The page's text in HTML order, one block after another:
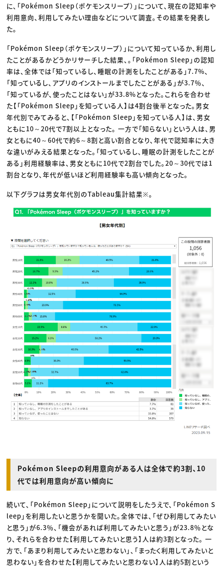
に、「Pokémon Sleep（ポケモンスリープ）」について、現在の認知率や
利用意向、利用してみたい理由などについて調査。その結果を発表し
た。
「Pokémon Sleep（ポケモンスリープ）」について知っているか、利用し
たことがあるかどうかリサーチした結果、。「Pokémon Sleep」の認知
率は、全体では「知っているし、睡眠の計測をしたことがある」7.7%、
「知っているし、アプリのインストールまでしたことがある」が3.7％、
「知っているが、使ったことはない」が33.8%となった。これらを合わせ
た【「Pokémon Sleep」を知っている人】は4割台後半となった。男女
年代別でみてみると、【「Pokémon Sleep」を知っている人】は、男女
ともに10～20代で7割以上となった。 一方で「知らない」という人は、男
女ともに40～60代で約6～8割と高い割合となり、年代で認知率に大き
な違いがみえる結果となった。「知っているし、睡眠の計測をしたことが
ある」利用経験率は、男女ともに10代で2割台でした。20～30代では1
割台となり、年代が低いほど利用経験率も高い傾向となった。
以下グラフは男女年代別のTableau集計結果※。
Pokémon Sleepの利用意向がある人は全体で約3割、10
代では利用意向が高い傾向に
続いて、「Pokémon Sleep」について説明をしたうえで、「Pokémon S
leep」を利用したいと思うかを聞いた。全体では、「ぜひ利用してみたい
と思う」が6.3％、「機会があれば利用してみたいと思う」が23.8％とな
り、それらを合わせた【利用してみたいと思う】人は約3割となった。 一
方で、「あまり利用してみたいと思わない」、「まったく利用してみたいと
思わない」を合わせた【利用してみたいと思わない】人は約5割という